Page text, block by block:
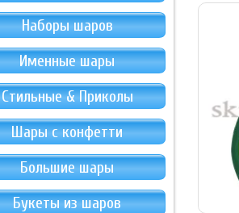
Наборы шаров
Именные шары
Стильные & Приколы
Шары с конфетти
Большие шары
Букеты из шаров